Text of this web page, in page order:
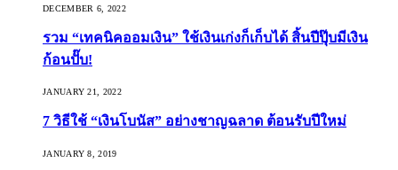
DECEMBER 6, 2022
รวม “เทคนิคออมเงิน” ใช้เงินเก่งก็เก็บได้ สิ้นปีปุ๊บมีเงิน
ก้อนปั๊บ!
JANUARY 21, 2022
7 วิธีใช้ “เงินโบนัส” อย่างชาญฉลาด ต้อนรับปีใหม่
JANUARY 8, 2019